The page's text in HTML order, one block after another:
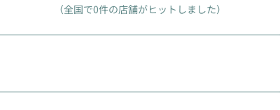
（全国で0件の店舗がヒットしました）